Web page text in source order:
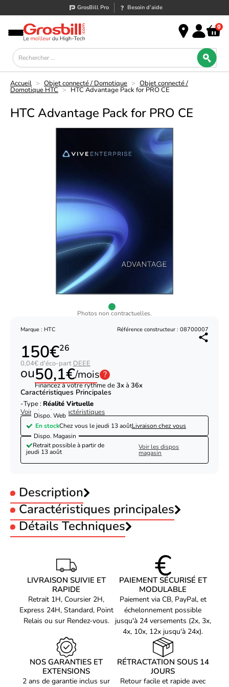
GrosBill Pro Besoin d’aide
0
Accueil > Objet connecté / Domotique > Objet connecté /
Domotique HTC > HTC Advantage Pack for PRO CE
HTC Advantage Pack for PRO CE
Photos non contractuelles.
Marque : HTC Référence constructeur : 08700007
150€26
0,04€ d'éco-part DEEE
ou50,1€/mois ?
Financez à votre rythme de3xà 36x
Caractéristiques Principales
Type : Réalité Virtuelle
Voir plus de caractéristiques
Dispo. Web
En stockChez vous le jeudi 13 aoûtLivraison chez vous
Dispo. Magasin
Retrait possible à partir de
jeudi 13 août
Voir les dispos
magasin
Description
HTC Advantage Pack for PRO CE
Le HTC Advantage Pack for PRO CE de HTC est un objet
connecté de classe supérieure doté de nombreuses
fonctionnalités de réalité virtuelle. Que ce soit pour vos
divertissements ou pour votre domotique, ce pack complet offre
un puissant contrôle et une expérience de jeu immersive. Avec cet
objet connecté, HTC propose une solution pratique, abordable et
avancée pour dynamiser votre domicile.
Surveillance et sécurité
Caractéristiques principales
Type :Réalité Virtuelle
Détails Techniques
Code EAN
Référence produit
Référence constructeur
99H20541-00 **
Voir produits HTC
Voir les objet connecté / domotique HTC
LIVRAISON SUIVIE ET
RAPIDE
Retrait 1H, Coursier 2H,
Express 24H, Standard, Point
Relais ou sur Rendez-vous.
PAIEMENT SÉCURISÉ ET
MODULABLE
Paiement via CB, PayPal, et
échelonnement possible
jusqu'à 24 versements (2x, 3x,
4x, 10x, 12x jusqu'à 24x).
NOS GARANTIES ET
EXTENSIONS
2 ans de garantie inclus sur
RÉTRACTATION SOUS 14
JOURS
Retour facile et rapide avec